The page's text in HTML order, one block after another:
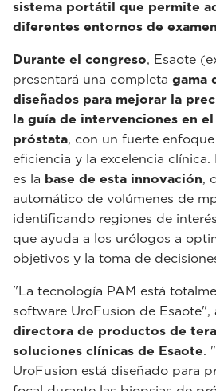
sistema portátil que permite
diferentes entornos de examen
Durante el congreso, Esaote
presentará una completa gama
diseñados para mejorar la
la guía de intervenciones en
próstata, con un fuerte
eficiencia y la excelencia clínica.
es la base de esta innovación,
automático de volúmenes de
identificando regiones de
que ayuda a los urólogos a
objetivos y la toma de
"La tecnología PAM está
software UroFusion de Esaote",
directora de productos de
soluciones clínicas de Esaote.
UroFusion está diseñado para